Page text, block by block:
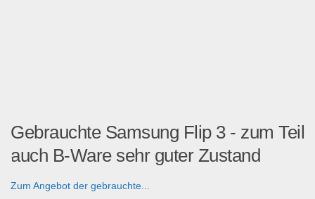
Gebrauchte Samsung Flip 3 - zum Teil
auch B-Ware sehr guter Zustand
Zum Angebot der gebrauchte...